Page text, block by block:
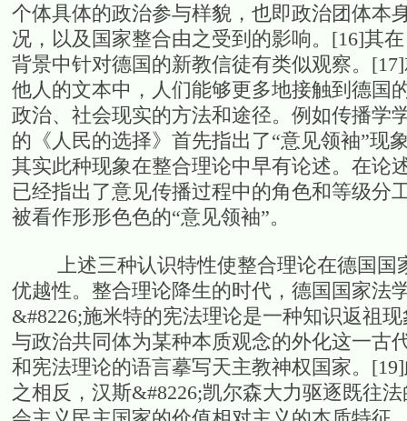
个体具体的政治参与样貌，也即政治团体本
况，以及国家整合由之受到的影响。[16]其
背景中针对德国的新教信徒有类似观察。
他人的文本中，人们能够更多地接触到德国
政治、社会现实的方法和途径。例如传播学
的《人民的选择》首先指出了“意见领袖”现
其实此种现象在整合理论中早有论述。在论
已经指出了意见传播过程中的角色和等级分
被看作形形色色的“意见领袖”。
上述三种认识特性使整合理论在德国国
优越性。整合理论降生的时代，德国国家法
&#8226;施米特的宪法理论是一种知识返祖
与政治共同体为某种本质观念的外化这一古
和宪法理论的语言摹写天主教神权国家。
之相反，汉斯&#8226;凯尔森大力驱逐既往